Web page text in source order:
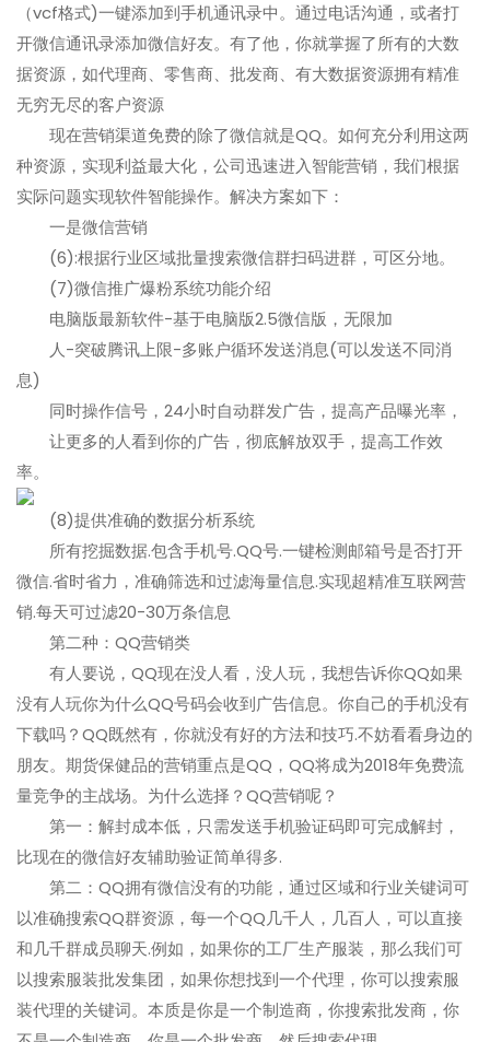
（vcf格式)一键添加到手机通讯录中。通过电话沟通，或者打
开微信通讯录添加微信好友。有了他，你就掌握了所有的大数
据资源，如代理商、零售商、批发商、有大数据资源拥有精准
无穷无尽的客户资源
现在营销渠道免费的除了微信就是QQ。如何充分利用这两
种资源，实现利益最大化，公司迅速进入智能营销，我们根据
实际问题实现软件智能操作。解决方案如下：
一是微信营销
(6):根据行业区域批量搜索微信群扫码进群，可区分地。
(7)微信推广爆粉系统功能介绍
电脑版最新软件-基于电脑版2.5微信版，无限加
人-突破腾讯上限-多账户循环发送消息(可以发送不同消
息)
同时操作信号，24小时自动群发广告，提高产品曝光率，
让更多的人看到你的广告，彻底解放双手，提高工作效
率。
(8)提供准确的数据分析系统
所有挖掘数据.包含手机号.QQ号.一键检测邮箱号是否打开
微信.省时省力，准确筛选和过滤海量信息.实现超精准互联网营
销.每天可过滤20-30万条信息
第二种：QQ营销类
有人要说，QQ现在没人看，没人玩，我想告诉你QQ如果
没有人玩你为什么QQ号码会收到广告信息。你自己的手机没有
下载吗？QQ既然有，你就没有好的方法和技巧.不妨看看身边的
朋友。期货保健品的营销重点是QQ，QQ将成为2018年免费流
量竞争的主战场。为什么选择？QQ营销呢？
第一：解封成本低，只需发送手机验证码即可完成解封，
比现在的微信好友辅助验证简单得多.
第二：QQ拥有微信没有的功能，通过区域和行业关键词可
以准确搜索QQ群资源，每一个QQ几千人，几百人，可以直接
和几千群成员聊天.例如，如果你的工厂生产服装，那么我们可
以搜索服装批发集团，如果你想找到一个代理，你可以搜索服
装代理的关键词。本质是你是一个制造商，你搜索批发商，你